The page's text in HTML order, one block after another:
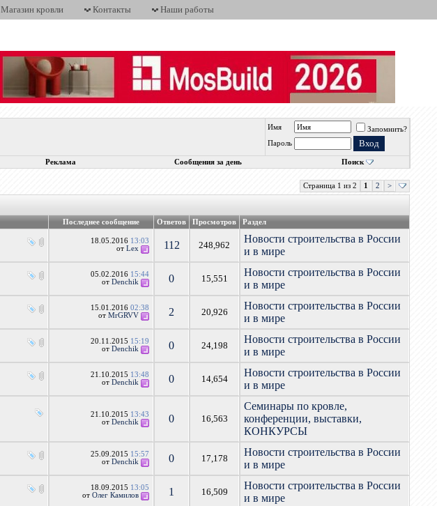
Магазин кровли Контакты Наши работы
Имя
Запомнить?
Пароль
Реклама Сообщения за день Поиск
Страница 1 из 2 1 2 >
Последнее сообщение Ответов Просмотров Раздел
18.05.2016 13:03
отLex 112 248,962
Новости строительства в России
и в мире
05.02.2016 15:44
отDenchik 0 15,551
Новости строительства в России
и в мире
15.01.201602:38
отMrGRVV 2 20,926
Новости строительства в России
и в мире
20.11.2015 15:19
отDenchik 0 24,198
Новости строительства в России
и в мире
21.10.2015 13:48
отDenchik 0 14,654
Новости строительства в России
и в мире
21.10.2015 13:43
отDenchik 0 16,563
Семинары по кровле,
конференции, выставки,
КОНКУРСЫ
25.09.2015 15:57
отDenchik 0 17,178
Новости строительства в России
и в мире
18.09.2015 13:05
отОлег Камилов 1 16,509
Новости строительства в России
и в мире